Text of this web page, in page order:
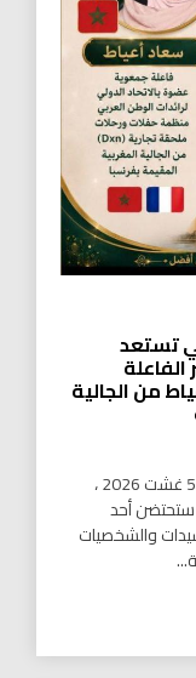
تستعد
الفاعلة
من الجالية
كتب / شادياحمد ستتجه الأنظار يوم الأربعاء 5 غشت 2026 ،
أحد
والشخصيات